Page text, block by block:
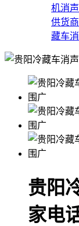
机消
供货
藏车
贵阳
家电